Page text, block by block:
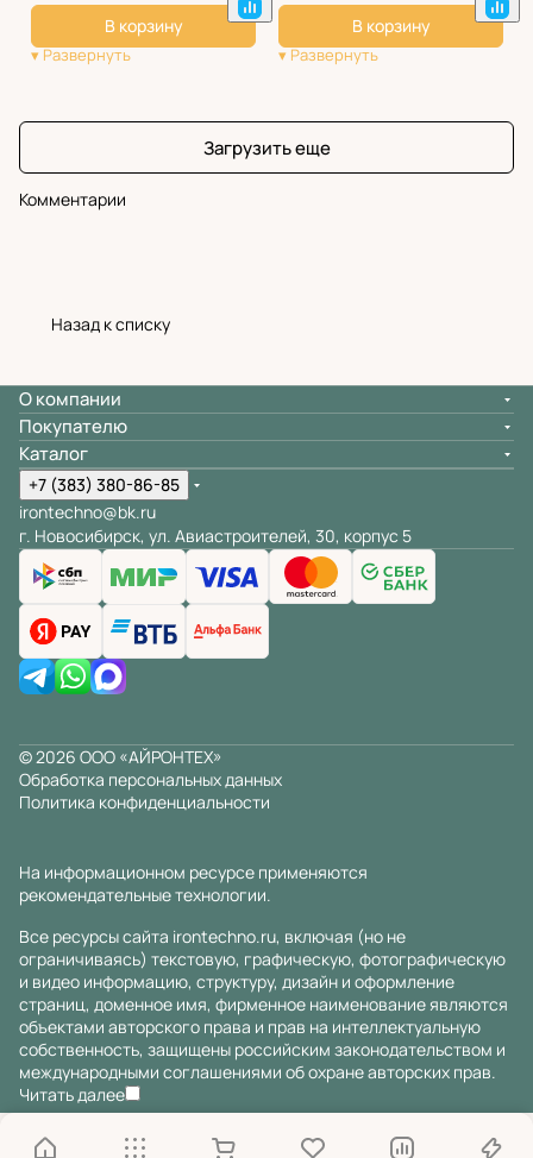
В корзину В корзину
Загрузить еще
Комментарии
Назад к списку
О компании
Покупателю
Каталог
+7 (383) 380-86-85
irontechno@bk.ru
г. Новосибирск, ул. Авиастроителей, 30, корпус 5
© 2026 ООО «АЙРОНТЕХ»
Обработка персональных данных
Политика конфиденциальности
На информационном ресурсе применяются
рекомендательные технологии.
Все ресурсы сайта irontechno.ru, включая (но не
ограничиваясь) текстовую, графическую, фотографическую
и видео информацию, структуру, дизайн и оформление
страниц, доменное имя, фирменное наименование являются
объектами авторского права и прав на интеллектуальную
собственность, защищены российским законодательством и
международными соглашениями об охране авторских прав.
Читать далее